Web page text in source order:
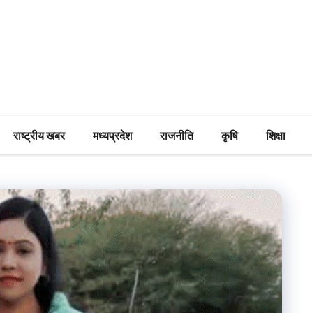
राष्ट्रीय खबर मध्यप्रदेश राजनीति कृषि शिक्षा